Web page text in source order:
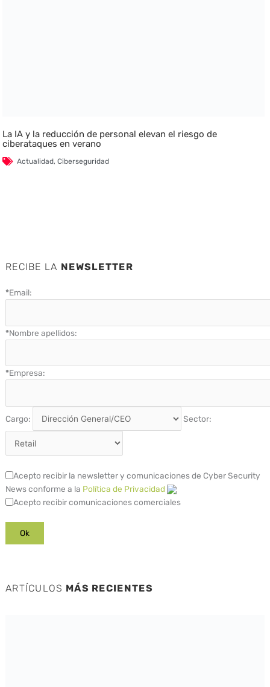
La IA y la reducción de personal elevan el riesgo de
ciberataques en verano
Actualidad,Ciberseguridad
RECIBE LA NEWSLETTER
*Email:
*Nombre apellidos:
*Empresa:
Cargo: Sector:
Acepto recibir la newsletter y comunicaciones de Cyber Security
News conforme a la Política de Privacidad
Acepto recibir comunicaciones comerciales
ARTÍCULOS MÁS RECIENTES